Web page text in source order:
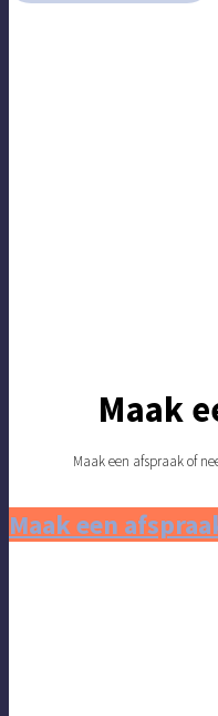
Maak
Maak een afspraak of
Maak een